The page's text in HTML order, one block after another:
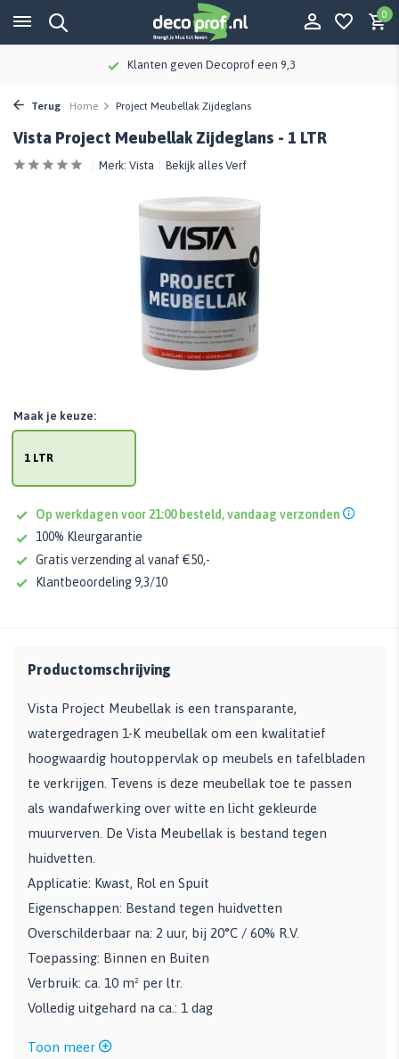
0
Klanten geven Decoprof een 9,3
Terug Home Project Meubellak Zijdeglans
Vista Project Meubellak Zijdeglans - 1 LTR
Merk: Vista Bekijk alles Verf
1 LTR
Maak je keuze:
Op werkdagen voor 21:00 besteld, vandaag verzonden
100% Kleurgarantie
Gratis verzending al vanaf €50,-
Klantbeoordeling 9,3/10
Productomschrijving
Vista Project Meubellak is een transparante,
watergedragen 1-K meubellak om een kwalitatief
hoogwaardig houtoppervlak op meubels en tafelbladen
te verkrijgen. Tevens is deze meubellak toe te passen
als wandafwerking over witte en licht gekleurde
muurverven. De Vista Meubellak is bestand tegen
huidvetten.
Applicatie: Kwast, Rol en Spuit
Eigenschappen: Bestand tegen huidvetten
Overschilderbaar na: 2 uur, bij 20°C / 60% R.V.
Toepassing: Binnen en Buiten
Verbruik: ca. 10 m² per ltr.
Volledig uitgehard na ca.: 1 dag
Toon meer